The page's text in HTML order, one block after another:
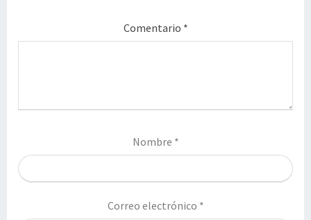
Comentario *
Nombre *
Correo electrónico *